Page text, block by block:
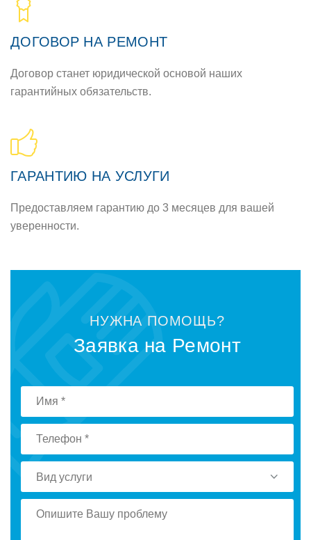
ДОГОВОР НА РЕМОНТ
Договор станет юридической основой наших
гарантийных обязательств.
ГАРАНТИЮ НА УСЛУГИ
Предоставляем гарантию до 3 месяцев для вашей
уверенности.
НУЖНА ПОМОЩЬ?
Заявка на Ремонт
Вид услуги